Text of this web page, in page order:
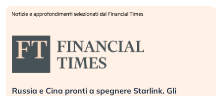
Russia e Cina pronti a spegnere Starlink. Gli